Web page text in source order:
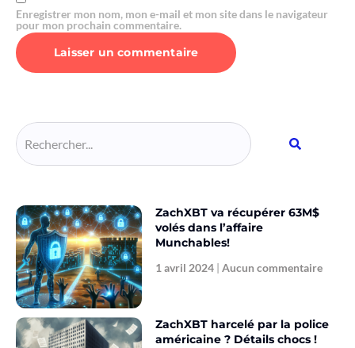
Enregistrer mon nom, mon e-mail et mon site dans le navigateur
pour mon prochain commentaire.
ZachXBT va récupérer 63M$
volés dans l’affaire
Munchables!
1 avril 2024 Aucun commentaire
ZachXBT harcelé par la police
américaine ? Détails chocs !